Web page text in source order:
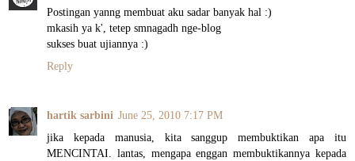
Postingan yanng membuat aku sadar banyak hal :)
mkasih ya k', tetep smnagadh nge-blog
sukses buat ujiannya :)
Reply
hartik sarbini June 25, 2010 7:17 PM
jika kepada manusia, kita sanggup membuktikan apa itu
MENCINTAI. lantas, mengapa enggan membuktikannya kepada